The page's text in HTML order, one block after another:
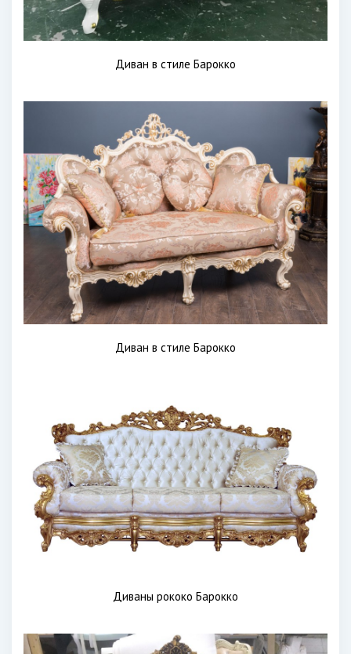
Диван в стиле Барокко
Диван в стиле Барокко
Диваны рококо Барокко